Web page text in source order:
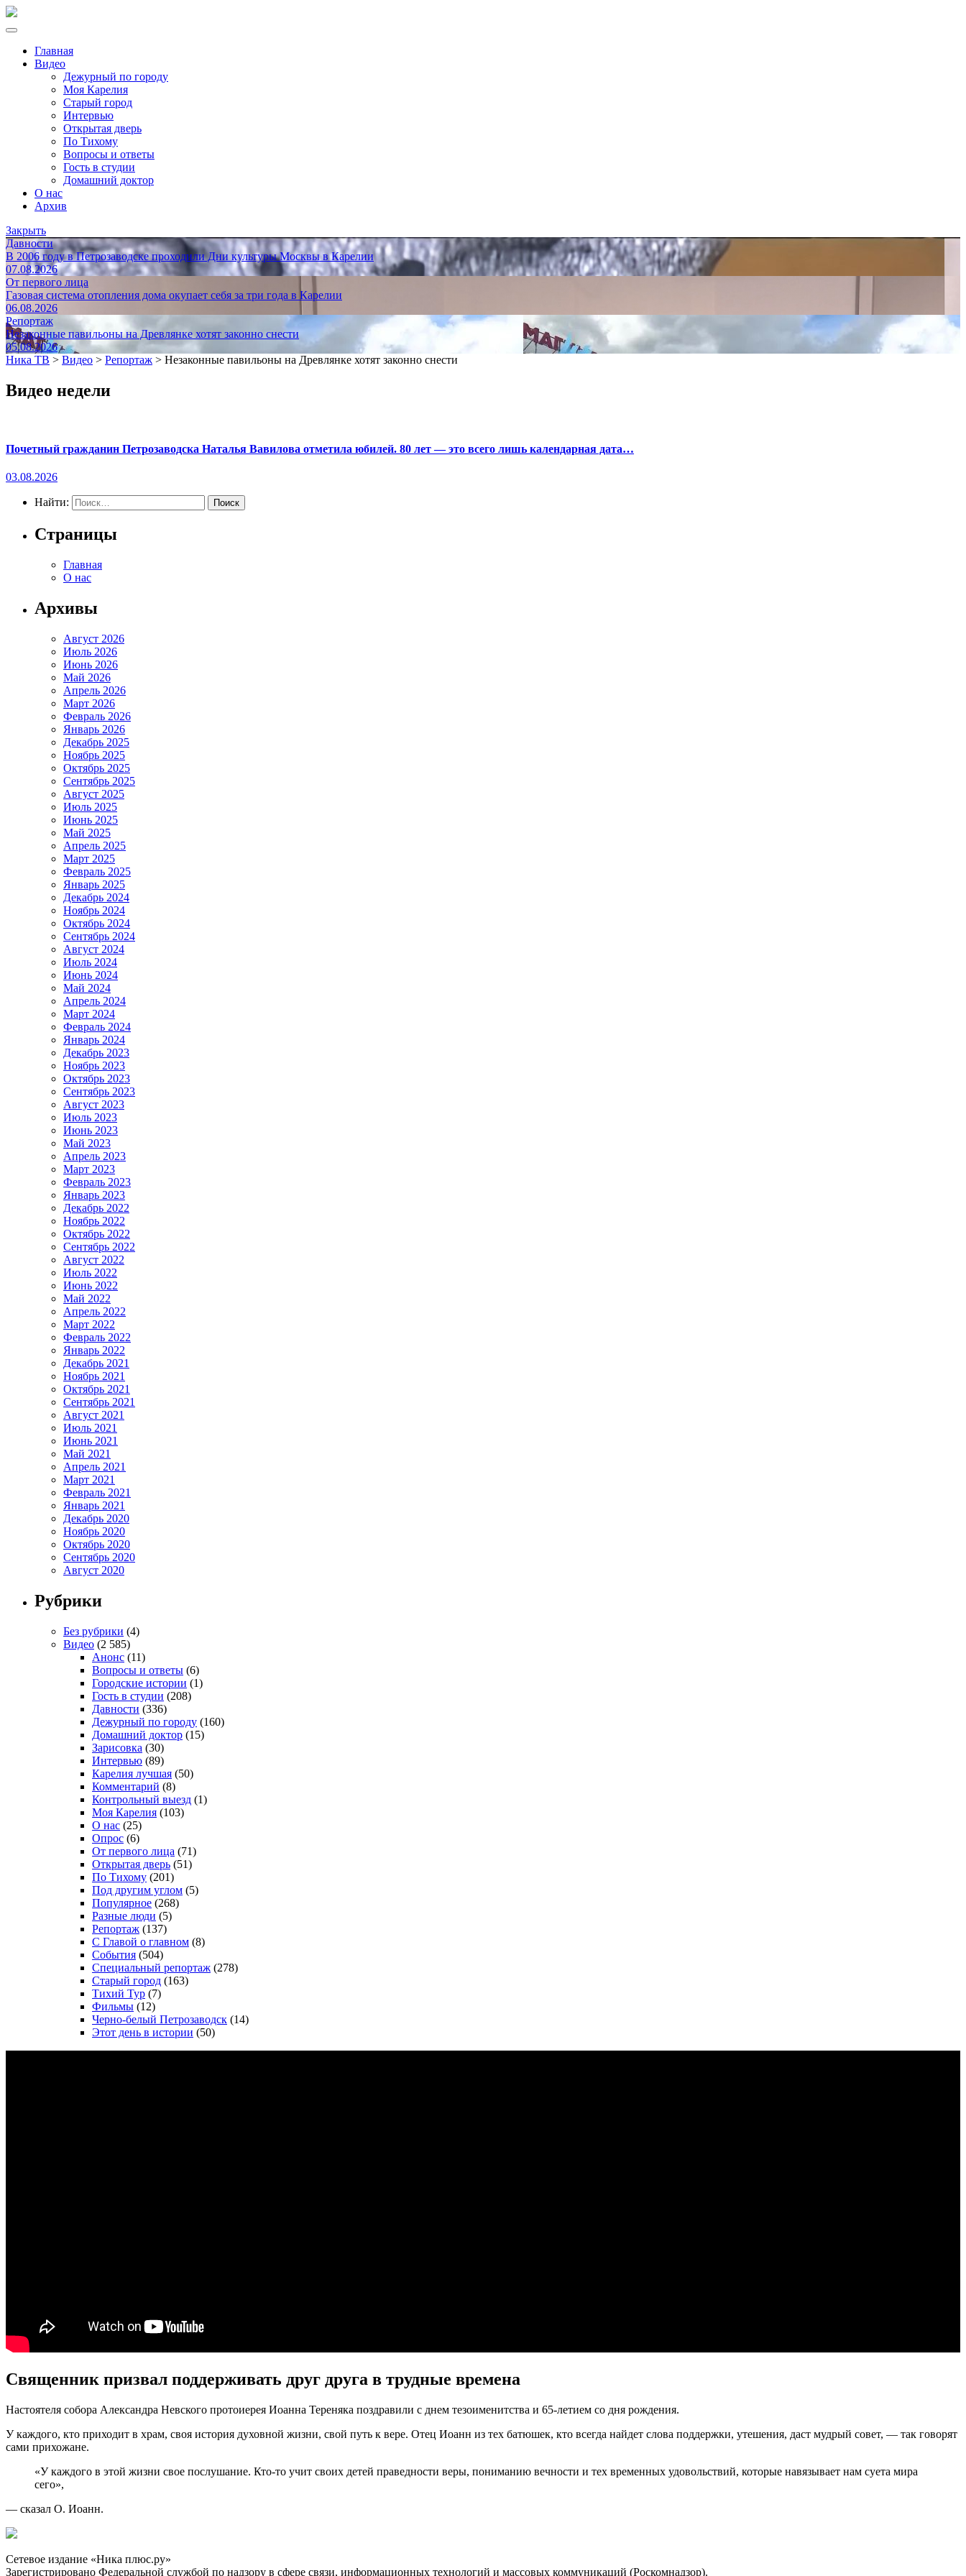
Главная
Видео
Дежурный по городу
Моя Карелия
Старый город
Интервью
Открытая дверь
По Тихому
Вопросы и ответы
Гость в студии
Домашний доктор
О нас
Архив
Закрыть
Давности
В 2006 году в Петрозаводске проходили Дни культуры Москвы в Карелии
07.08.2026
От первого лица
Газовая система отопления дома окупает себя за три года в Карелии
06.08.2026
Репортаж
Незаконные павильоны на Древлянке хотят законно снести
05.08.2026
Ника ТВ > Видео > Репортаж > Незаконные павильоны на Древлянке хотят законно снести
Видео недели
Почетный гражданин Петрозаводска Наталья Вавилова отметила юбилей. 80 лет — это всего лишь календарная дата…
03.08.2026
Найти:
Страницы
Главная
О нас
Архивы
Август 2026
Июль 2026
Июнь 2026
Май 2026
Апрель 2026
Март 2026
Февраль 2026
Январь 2026
Декабрь 2025
Ноябрь 2025
Октябрь 2025
Сентябрь 2025
Август 2025
Июль 2025
Июнь 2025
Май 2025
Апрель 2025
Март 2025
Февраль 2025
Январь 2025
Декабрь 2024
Ноябрь 2024
Октябрь 2024
Сентябрь 2024
Август 2024
Июль 2024
Июнь 2024
Май 2024
Апрель 2024
Март 2024
Февраль 2024
Январь 2024
Декабрь 2023
Ноябрь 2023
Октябрь 2023
Сентябрь 2023
Август 2023
Июль 2023
Июнь 2023
Май 2023
Апрель 2023
Март 2023
Февраль 2023
Январь 2023
Декабрь 2022
Ноябрь 2022
Октябрь 2022
Сентябрь 2022
Август 2022
Июль 2022
Июнь 2022
Май 2022
Апрель 2022
Март 2022
Февраль 2022
Январь 2022
Декабрь 2021
Ноябрь 2021
Октябрь 2021
Сентябрь 2021
Август 2021
Июль 2021
Июнь 2021
Май 2021
Апрель 2021
Март 2021
Февраль 2021
Январь 2021
Декабрь 2020
Ноябрь 2020
Октябрь 2020
Сентябрь 2020
Август 2020
Рубрики
Без рубрики (4)
Видео (2 585)
Анонс (11)
Вопросы и ответы (6)
Городские истории (1)
Гость в студии (208)
Давности (336)
Дежурный по городу (160)
Домашний доктор (15)
Зарисовка (30)
Интервью (89)
Карелия лучшая (50)
Комментарий (8)
Контрольный выезд (1)
Моя Карелия (103)
О нас (25)
Опрос (6)
От первого лица (71)
Открытая дверь (51)
По Тихому (201)
Под другим углом (5)
Популярное (268)
Разные люди (5)
Репортаж (137)
С Главой о главном (8)
События (504)
Специальный репортаж (278)
Старый город (163)
Тихий Тур (7)
Фильмы (12)
Черно-белый Петрозаводск (14)
Этот день в истории (50)
Священник призвал поддерживать друг друга в трудные времена
Настоятеля собора Александра Невского протоиерея Иоанна Тереняка поздравили с днем тезоименитства и 65-летием со дня рождения.
У каждого, кто приходит в храм, своя история духовной жизни, свой путь к вере. Отец Иоанн из тех батюшек, кто всегда найдет слова поддержки, утешения, даст мудрый совет, — так говорят
сами прихожане.
«У каждого в этой жизни свое послушание. Кто-то учит своих детей праведности веры, пониманию вечности и тех временных удовольствий, которые навязывает нам суета мира
сего»,
— сказал О. Иоанн.
Сетевое издание «Ника плюс.ру»
Зарегистрировано Федеральной службой по надзору в сфере связи, информационных технологий и массовых коммуникаций (Роскомнадзор).